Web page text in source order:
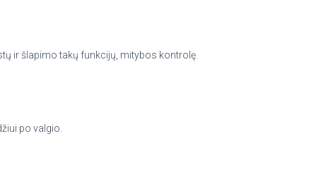
ir šlapimo takų funkcijų, mitybos kontrolę.
po valgio.